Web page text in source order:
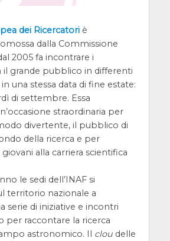
dei Ricercatoriè
dalla Commissione
2005 fa incontrare i
il grande pubblico in differenti
una stessa data di fine estate:
di settembre. Essa
straordinaria per
divertente, il pubblico di
della ricerca e per
alla carriera scientifica
le sedi dell’INAF si
territorio nazionale a
serie di iniziative e incontri
per raccontare la ricerca
astronomico. Il cloudelle